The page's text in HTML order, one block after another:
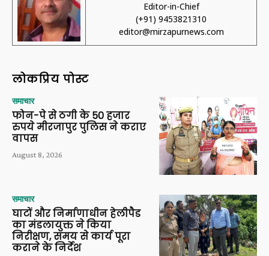
Editor-in-Chief
(+91) 9453821310
editor@mirzapurnews.com
लोकप्रिय पोस्ट
समाचार
फोन-पे से ठगी के 50 हजार
रुपये मीरजापुर पुलिस ने कराए
वापस
August 8, 2026
समाचार
घाटों और निर्माणाधीन हेलीपैड
का मंडलायुक्त ने किया
निरीक्षण, समय से कार्य पूरा
कराने के निर्देश